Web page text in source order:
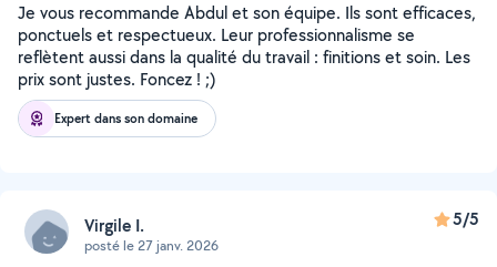
Je vous recommande Abdul et son équipe. Ils sont efficaces,
ponctuels et respectueux. Leur professionnalisme se
reflètent aussi dans la qualité du travail : finitions et soin. Les
prix sont justes. Foncez ! ;)
Expert dans son domaine
Virgile I.
posté le 27 janv. 2026
5/5